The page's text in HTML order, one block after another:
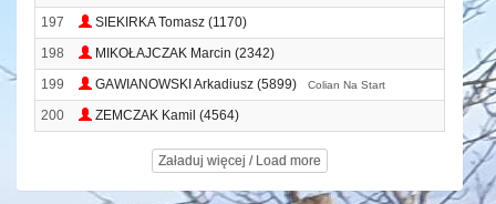
197
SIEKIRKA Tomasz (1170)
198
MIKOŁAJCZAK Marcin (2342)
199
GAWIANOWSKI Arkadiusz (5899) Colian Na Start
200 ZEMCZAK Kamil (4564)